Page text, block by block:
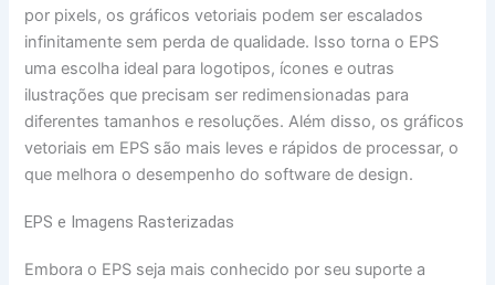
por pixels, os gráficos vetoriais podem ser escalados
infinitamente sem perda de qualidade. Isso torna o EPS
uma escolha ideal para logotipos, ícones e outras
ilustrações que precisam ser redimensionadas para
diferentes tamanhos e resoluções. Além disso, os gráficos
vetoriais em EPS são mais leves e rápidos de processar, o
que melhora o desempenho do software de design.
EPS e Imagens Rasterizadas
Embora o EPS seja mais conhecido por seu suporte a